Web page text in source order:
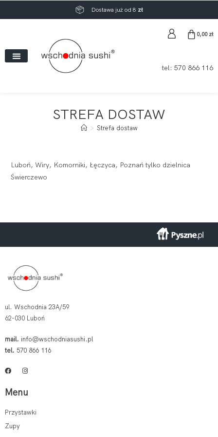
Dostawa już od 8 zł
0,00 zł
tel: 570 866 116
STREFA DOSTAW
> Strefa dostaw
Luboń, Wiry, Komorniki, Łęczyca, Poznań tylko dzielnica
Świerczewo
ul. Wschodnia 23A/59
62-030 Luboń
mail. info@wschodniasushi.pl
tel. 570 866 116
Menu
Przystawki
Zupy